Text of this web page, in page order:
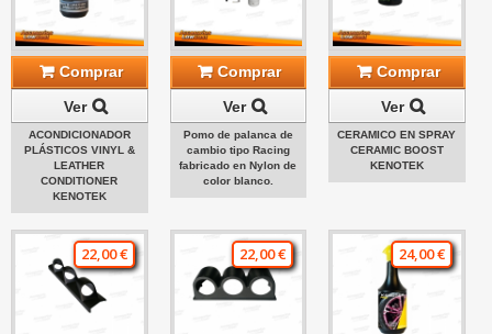
Comprar
Ver
ACONDICIONADOR
PLÁSTICOS VINYL &
LEATHER
CONDITIONER
KENOTEK
Comprar
Ver
Pomo de palanca de
cambio tipo Racing
fabricado en Nylon de
color blanco.
Comprar
Ver
CERAMICO EN SPRAY
CERAMIC BOOST
KENOTEK
22,00 € 22,00 € 24,00 €